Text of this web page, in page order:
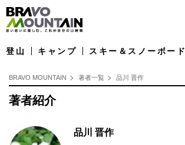
登山 キャンプ スキー＆スノーボード
BRAVO MOUNTAIN 著者一覧 品川 晋作
著者紹介
品川 晋作